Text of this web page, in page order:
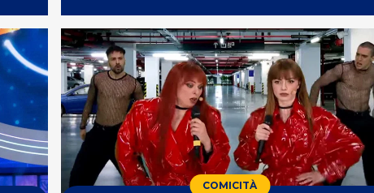
COMICITÀ